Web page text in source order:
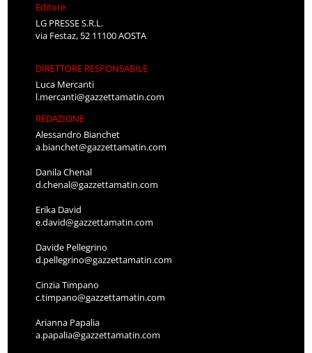
Editore
LG PRESSE S.R.L.
via Festaz, 52 11100 AOSTA
DIRETTORE RESPONSABILE
Luca Mercanti
l.mercanti@gazzettamatin.com
REDAZIONE
Alessandro Bianchet
a.bianchet@gazzettamatin.com
Danila Chenal
d.chenal@gazzettamatin.com
Erika David
e.david@gazzettamatin.com
Davide Pellegrino
d.pellegrino@gazzettamatin.com
Cinzia Timpano
c.timpano@gazzettamatin.com
Arianna Papalia
a.papalia@gazzettamatin.com